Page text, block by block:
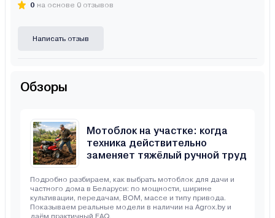
0 на основе 0 отзывов
Написать отзыв
Обзоры
Мотоблок на участке: когда
техника действительно
заменяет тяжёлый ручной труд
Подробно разбираем, как выбрать мотоблок для дачи и
частного дома в Беларуси: по мощности, ширине
культивации, передачам, ВОМ, массе и типу привода.
Показываем реальные модели в наличии на Agrox.by и
даём практичный FAQ.